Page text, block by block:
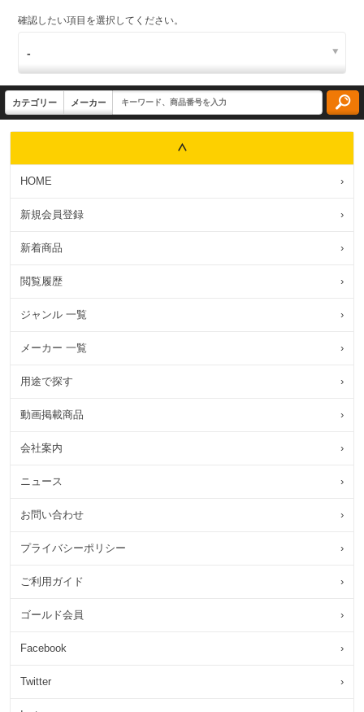
確認したい項目を選択してください。
HOME ›
新規会員登録 ›
新着商品 ›
閲覧履歴 ›
ジャンル 一覧 ›
メーカー 一覧 ›
用途で探す ›
動画掲載商品 ›
会社案内 ›
ニュース ›
お問い合わせ ›
プライバシーポリシー ›
ご利用ガイド ›
ゴールド会員 ›
Facebook ›
Twitter ›